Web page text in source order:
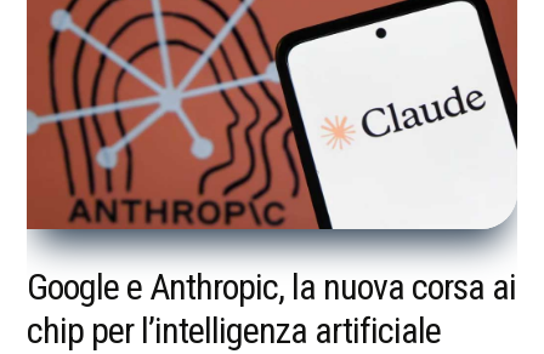
Google e Anthropic, la nuova corsa ai
chip per l’intelligenza artificiale